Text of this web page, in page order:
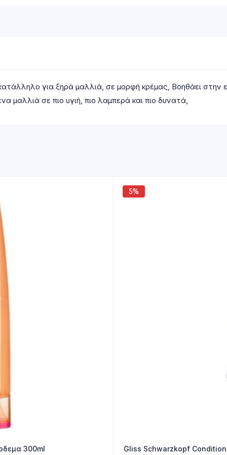
για ξηρά μαλλιά, σε μορφή κρέμας, Βοηθάει
μαλλιά σε πιο υγιή, πιο λαμπερά και πιο δυνατά,
300ml
5%
Gliss Schwarzkopf